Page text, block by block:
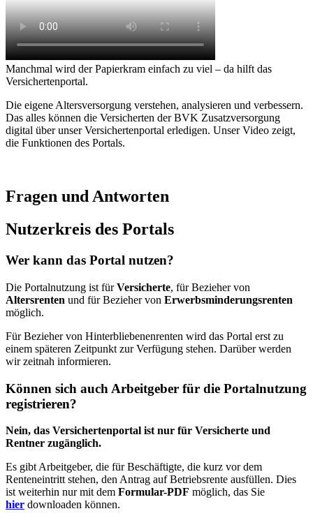
Manchmal wird der Papierkram einfach zu viel – da hilft das
Versichertenportal.
Die eigene Altersversorgung verstehen, analysieren und verbessern.
Das alles können die Versicherten der BVK Zusatzversorgung
digital über unser Versichertenportal erledigen. Unser Video zeigt,
die Funktionen des Portals.
Fragen und Antworten
Nutzerkreis des Portals
Wer kann das Portal nutzen?
Die Portalnutzung ist fürVersicherte, für Bezieher von
Altersrenten und für Bezieher von Erwerbsminderungsrenten
möglich.
Für Bezieher von Hinterbliebenenrenten wird das Portal erst zu
einem späteren Zeitpunkt zur Verfügung stehen. Darüber werden
wir zeitnah informieren.
Können sich auch Arbeitgeber für die Portalnutzung
registrieren?
Nein, das Versichertenportal ist nur für Versicherte und
Rentner zugänglich.
Es gibt Arbeitgeber, die für Beschäftigte, die kurz vor dem
Renteneintritt stehen, den Antrag auf Betriebsrente ausfüllen. Dies
ist weiterhin nur mit dem Formular-PDF möglich, das Sie
hier downloaden können.